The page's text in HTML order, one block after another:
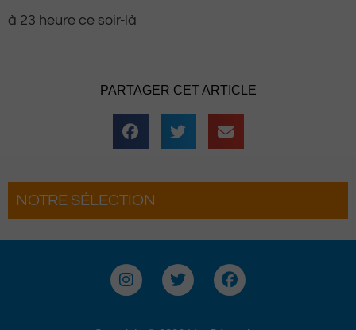
à 23 heure ce soir-là
PARTAGER CET ARTICLE
NOTRE SÉLECTION
férias Béarnaises font leur
Pau
Le
I
n
T
w
F
a